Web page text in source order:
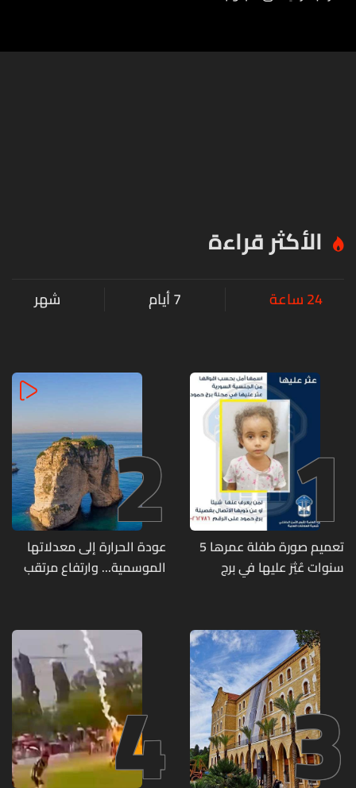
الأكثر قراءة
24 ساعة 7 أيام شهر
1
تعميم صورة طفلة عمرها 5
سنوات عُثِرَ عليها في برج
2
عودة الحرارة إلى معدلاتها
الموسمية... وارتفاع مرتقب
3
4